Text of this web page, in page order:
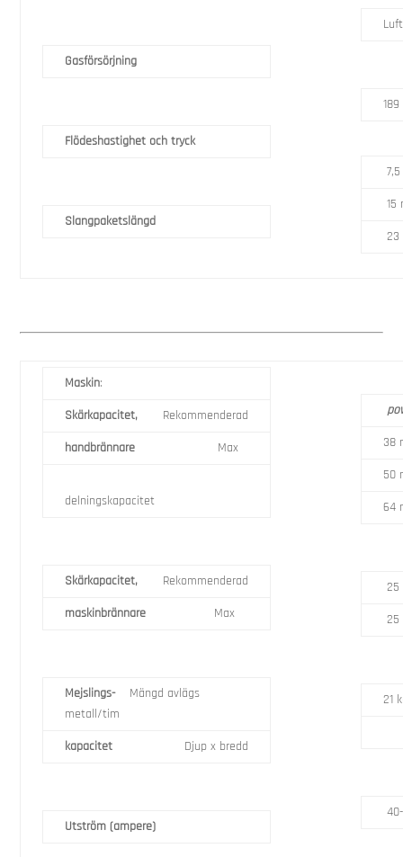
Gasförsörjning
Flödeshastighet och tryck
Slangpaketslängd
15
23
Maskin:
Skärkapacitet, Rekommenderad
handbrännare
Max
delningskapacitet
Skärkapacitet,
Rekommenderad
maskinbrännare
Max
Mejslings-
Mängd avlägs
metall/tim
kapacitet
Djup x bredd
Utström (ampere)
38
50
64
25
25
21